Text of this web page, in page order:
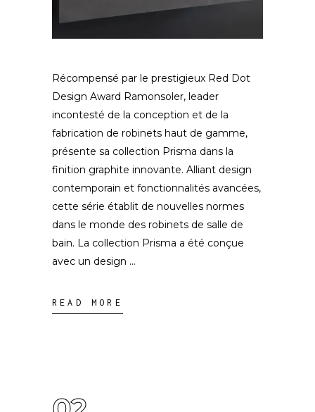
Récompensé par le prestigieux Red Dot
Design Award Ramonsoler, leader
incontesté de la conception et de la
fabrication de robinets haut de gamme,
présente sa collection Prisma dans la
finition graphite innovante. Alliant design
contemporain et fonctionnalités avancées,
cette série établit de nouvelles normes
dans le monde des robinets de salle de
bain. La collection Prisma a été conçue
avec un design
READ MORE